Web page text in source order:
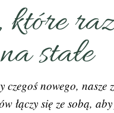
stałe
czegoś nowego,
łączy się ze sobą,